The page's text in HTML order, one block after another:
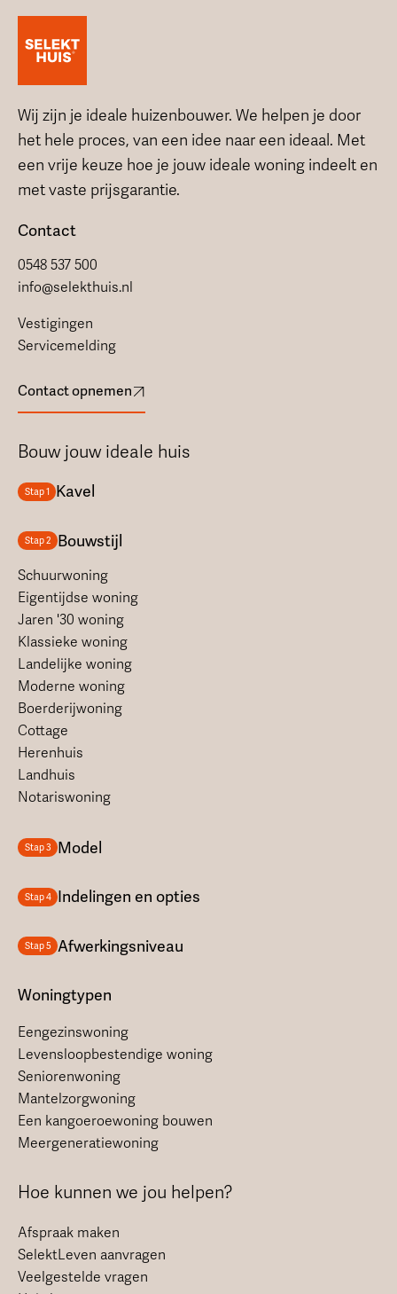
Wij zijn je ideale huizenbouwer. We helpen je door
het hele proces, van een idee naar een ideaal. Met
een vrije keuze hoe je jouw ideale woning indeelt en
met vaste prijsgarantie.
Contact
0548 537 500
info@selekthuis.nl
Vestigingen
Servicemelding
Contact opnemen
Bouw jouw ideale huis
Stap 1 Kavel
Stap 2 Bouwstijl
Schuurwoning
Eigentijdse woning
Jaren '30 woning
Klassieke woning
Landelijke woning
Moderne woning
Boerderijwoning
Cottage
Herenhuis
Landhuis
Notariswoning
Stap 3 Model
Stap 4 Indelingen en opties
Stap 5 Afwerkingsniveau
Woningtypen
Eengezinswoning
Levensloopbestendige woning
Seniorenwoning
Mantelzorgwoning
Een kangoeroewoning bouwen
Meergeneratiewoning
Hoe kunnen we jou helpen?
Afspraak maken
SelektLeven aanvragen
Veelgestelde vragen